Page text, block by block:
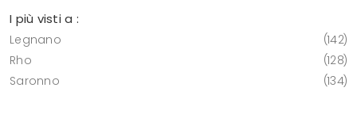
I più visti a :
Legnano
142
Rho
128
Saronno
134